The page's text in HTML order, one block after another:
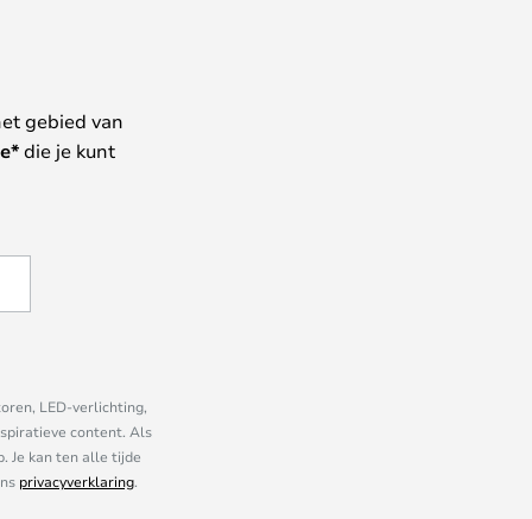
gebied van
die je kunt
LED-verlichting,
content. Als
Je kan ten alle tijde
privacyverklaring.